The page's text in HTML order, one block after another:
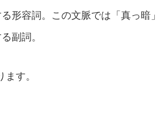
形容詞。この文脈では「真っ暗
副詞。
す。